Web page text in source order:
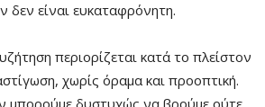
είναι ευκαταφρόνητη.
περιορίζεται κατά το πλείστον
χωρίς όραμα και προοπτική.
μπορούμε δυστυχώς να βρούμε ούτε